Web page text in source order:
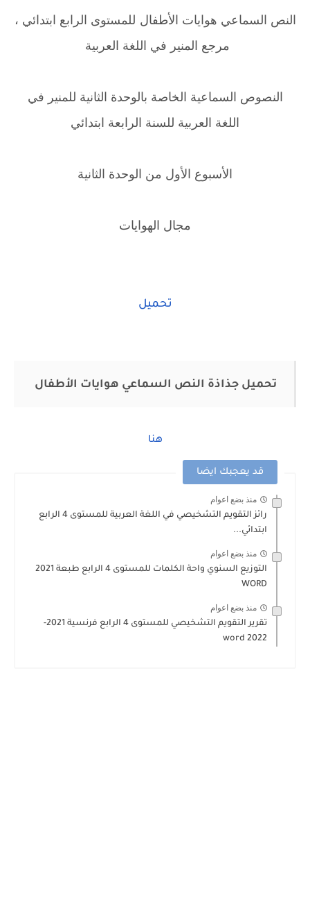
النص السماعي هوايات الأطفال للمستوى الرابع ابتدائي ،
مرجع المنير في اللغة العربية
النصوص السماعية الخاصة بالوحدة الثانية للمنير في
اللغة العربية للسنة الرابعة ابتدائي
الأسبوع الأول من الوحدة الثانية
مجال الهوايات
تحميل
تحميل جذاذة النص السماعي هوايات الأطفال
هنا
قد يعجبك ايضا
منذ بضع اعوام
رائز التقويم التشخيصي في اللغة العربية للمستوى 4 الرابع
ابتدائي...
منذ بضع اعوام
التوزيع السنوي واحة الكلمات للمستوى 4 الرابع طبعة 2021
WORD
منذ بضع اعوام
تقرير التقويم التشخيصي للمستوى 4 الرابع فرنسية 2021-
2022 word